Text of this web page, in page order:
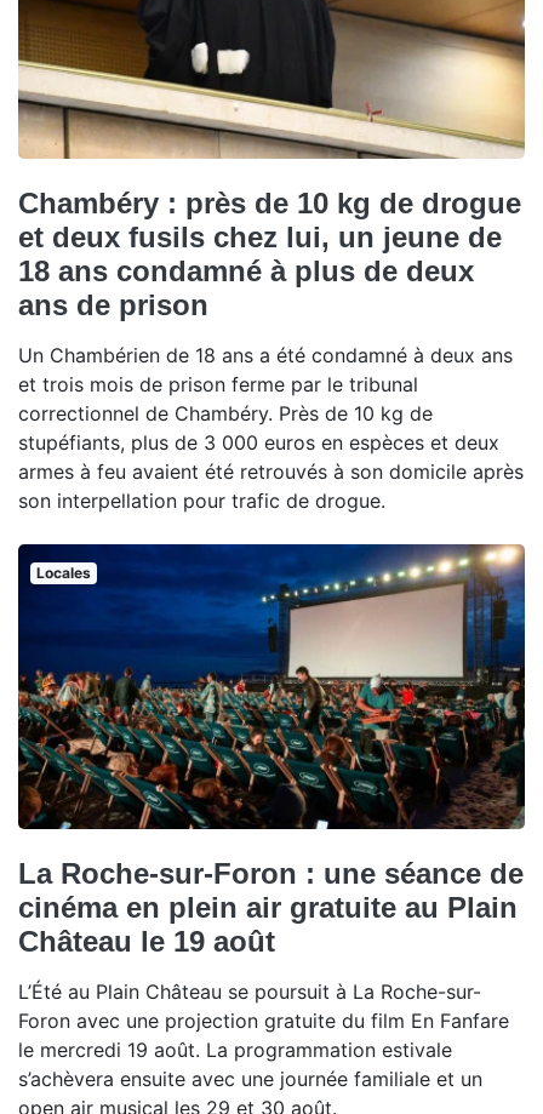
Chambéry : près de 10 kg de drogue
et deux fusils chez lui, un jeune de
18 ans condamné à plus de deux
ans de prison
Un Chambérien de 18 ans a été condamné à deux ans
et trois mois de prison ferme par le tribunal
correctionnel de Chambéry. Près de 10 kg de
stupéfiants, plus de 3 000 euros en espèces et deux
armes à feu avaient été retrouvés à son domicile après
son interpellation pour trafic de drogue.
Locales
La Roche-sur-Foron : une séance de
cinéma en plein air gratuite au Plain
Château le 19 août
L’Été au Plain Château se poursuit à La Roche-sur-
Foron avec une projection gratuite du film En Fanfare
le mercredi 19 août. La programmation estivale
s’achèvera ensuite avec une journée familiale et un
open air musical les 29 et 30 août.